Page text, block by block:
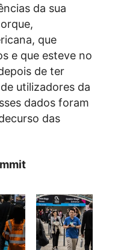
da sua
que
e que esteve no
de ter
utilizadores da
dados foram
das